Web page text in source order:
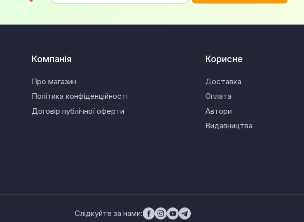
Компанія
Про магазин
Політика конфіденційності
Договір публічної оферти
Корисне
Доставка
Оплата
Автори
Видавництва
Слідкуйте за нами: